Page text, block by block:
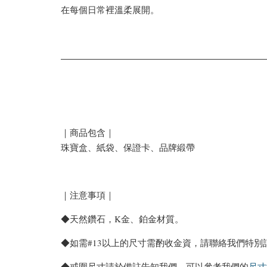
在每個日常裡溫柔展開。
｜商品包含｜
珠寶盒、紙袋、保證卡、品牌緞帶
｜注意事項｜
◆天然鑽石，K金、鉑金材質。
◆如需#13以上的尺寸需酌收金資，請聯絡我們特別